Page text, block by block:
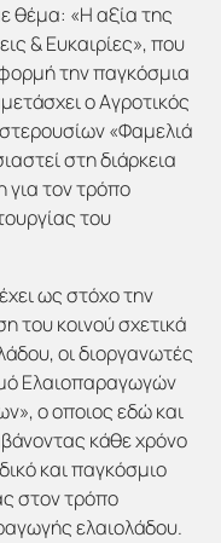
θέμα: «Η αξία της
& Ευκαιρίες», που
την παγκόσμια
ο Αγροτικός
«Φαμελιά
στη διάρκεια
τον τρόπο
του
ως στόχο την
του κοινού σχετικά
οι διοργανωτές
Ελαιοπαραγωγών
ο οποιος εδώ και
κάθε χρόνο
και παγκόσμιο
στον τρόπο
ελαιολάδου.